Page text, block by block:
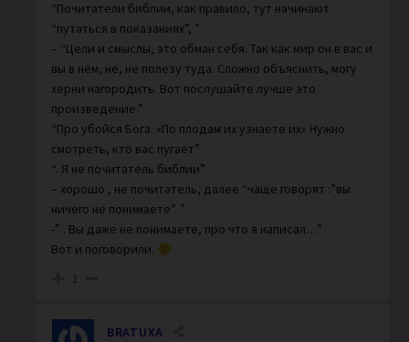
“Почитатели библии, как правило, тут начинают
“путаться в показаниях”, ”
– “Цели и смыслы, это обман себя. Так как мир он в вас и
вы в нём, не, не полезу туда. Сложно объяснить, могу
херни нагородить. Вот послушайте лучше это
произведение.”
“Про убойся Бога. «По плодам их узнаете их» Нужно
смотреть, кто вас пугает”
“. Я не почитатель библии”
– хорошо , не почитатель, далее “чаще говорят :”вы
ничего не понимаете”. ”
-” . Вы даже не понимаете, про что я написал…”
Вот и поговорили.
1
BRATUXA